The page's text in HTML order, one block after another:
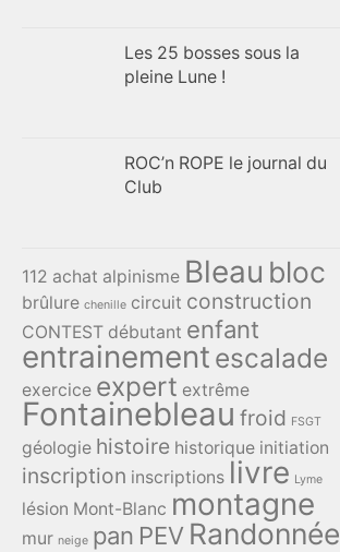
Les 25 bosses sous la
pleine Lune !
ROC’n ROPE le journal du
Club
112 achat alpinisme Bleau bloc
brûlure chenille circuit construction
CONTEST débutant enfant
entrainement escalade
exercice expert extrême
Fontainebleau froid FSGT
géologie histoire historique initiation
inscription inscriptions livre Lyme
lésion Mont-Blanc montagne
mur neige pan PEV Randonnée